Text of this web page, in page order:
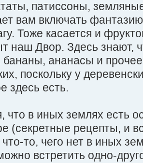
патиссоны,
вам включать
Тоже касается и
наш Двор. Здесь знают,
ананасы и
поскольку у
здесь есть.
что в иных землях есть
(секретные рецепты, и
то, чего нет в иных
встретить одно-